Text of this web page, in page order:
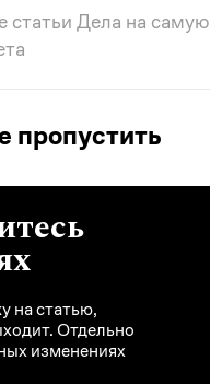
статьи Дела на самую
пропустить
на статью,
Отдельно
изменениях